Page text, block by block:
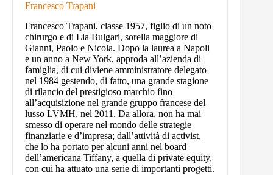
Francesco Trapani
Francesco Trapani, classe 1957, figlio di un noto
chirurgo e di Lia Bulgari, sorella maggiore di
Gianni, Paolo e Nicola. Dopo la laurea a Napoli
e un anno a New York, approda all’azienda di
famiglia, di cui diviene amministratore delegato
nel 1984 gestendo, di fatto, una grande stagione
di rilancio del prestigioso marchio fino
all’acquisizione nel grande gruppo francese del
lusso LVMH, nel 2011. Da allora, non ha mai
smesso di operare nel mondo delle strategie
finanziarie e d’impresa; dall’attività di activist,
che lo ha portato per alcuni anni nel board
dell’americana Tiffany, a quella di private equity,
con cui ha attuato una serie di importanti progetti.